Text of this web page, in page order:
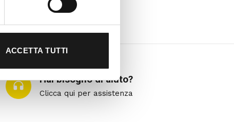
ACCETTA TUTTI
Hai bisogno di aiuto?
Clicca qui per assistenza